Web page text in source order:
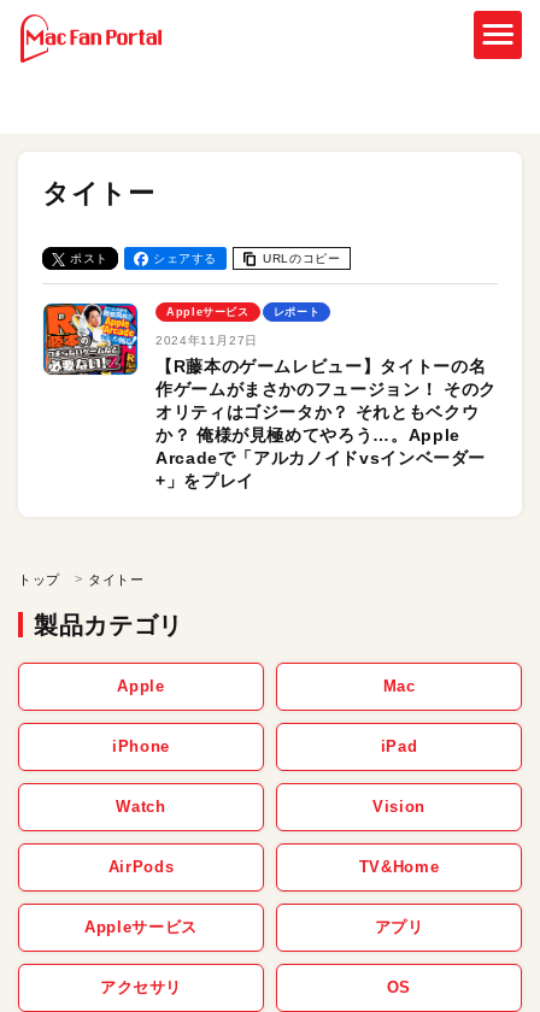
タイトー
ポスト シェアする URLのコピー
Appleサービス レポート
2024年11月27日
【R藤本のゲームレビュー】タイトーの名
作ゲームがまさかのフュージョン！ そのク
オリティはゴジータか？ それともベクウ
か？ 俺様が見極めてやろう…。Apple
Arcadeで「アルカノイドvsインベーダー
+」をプレイ
トップ タイトー
製品カテゴリ
Apple Mac
iPhone iPad
Watch Vision
AirPods TV&Home
Appleサービス アプリ
アクセサリ OS